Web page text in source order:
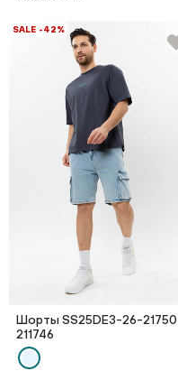
SALE -42%
Шорты SS25DE3-26-
211746